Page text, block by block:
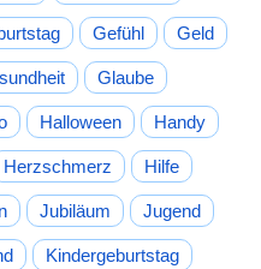
Gefühl Geld
Glaube
Halloween Handy
Herzschmerz Hilfe
Jubiläum Jugend
Kindergeburtstag